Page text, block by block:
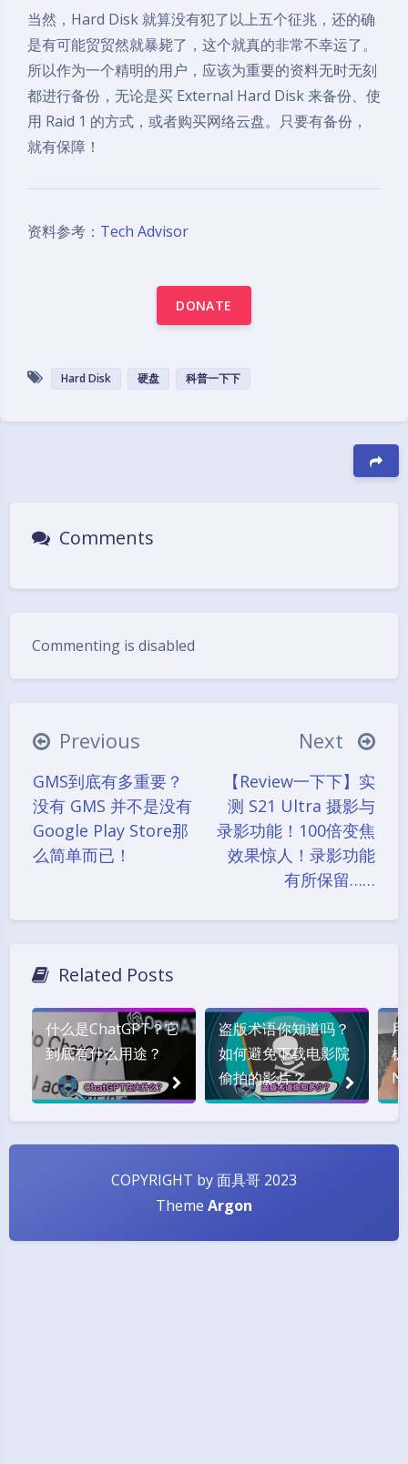
当然，Hard Disk 就算没有犯了以上五个征兆，还的确
是有可能贸贸然就暴毙了，这个就真的非常不幸运了。
所以作为一个精明的用户，应该为重要的资料无时无刻
都进行备份，无论是买 External Hard Disk 来备份、使
用 Raid 1 的方式，或者购买网络云盘。只要有备份，
就有保障！
资料参考： Tech Advisor
DONATE
Hard Disk 硬盘 科普一下下
Comments
Commenting is disabled
Previous
GMS到底有多重要？
没有 GMS 并不是没有
Google Play Store那
么简单而已！
Next
【Review一下下】实
测 S21 Ultra 摄影与
录影功能！100倍变焦
效果惊人！录影功能
有所保留……
Related Posts
什么是ChatGPT？它
到底有什么用途？
盗版术语你知道吗？
如何避免下载电影院
偷拍的影片？
COPYRIGHT by 面具哥 2023
Theme Argon